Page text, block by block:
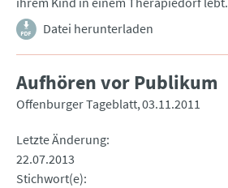
Datei herunterladen
Aufhören vor Publikum
Offenburger Tageblatt 03.11.2011
Letzte Änderung
22.07.2013
Stichwort(e)